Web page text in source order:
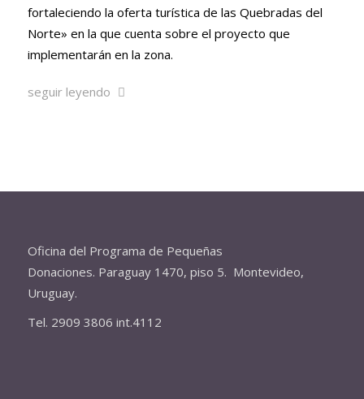
fortaleciendo la oferta turística de las Quebradas del
Norte» en la que cuenta sobre el proyecto que
implementarán en la zona.
seguir leyendo
Oficina del Programa de Pequeñas
Donaciones. Paraguay 1470, piso 5. Montevideo,
Uruguay.
Tel. 2909 3806 int.4112